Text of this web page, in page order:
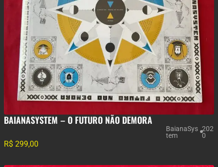
BAIANASYSTEM – O FUTURO NÃO DEMORA
BaianaSys
tem
202
0
R$ 299,00